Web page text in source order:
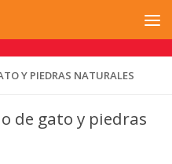
Y PIEDRAS NATURALES
de gato y piedras